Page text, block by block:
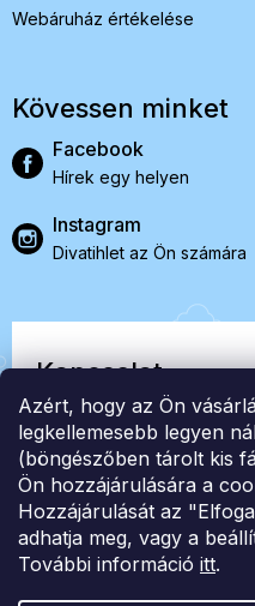
Azért, hogy az Ön
legkellemesebb legyen
(böngészőben tárolt kis
Ön hozzájárulására a
Hozzájárulását az
adhatja meg, vagy a
További információ itt.
Webáruház értékelése
Kövessen minket
Facebook
Hírek egy helyen
Instagram
Divatihlet az Ön számára
Kapcsolat
EasyStock s.r.o.
ID: 07727402, Adószám:
info@londonclub.hu